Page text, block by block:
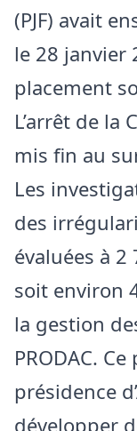
(PJF) avait
le 28 janvier
placement
L’arrêt de la
mis fin au
Les
des
évaluées à 2
soit environ
la gestion
PRODAC.
présidence
développer